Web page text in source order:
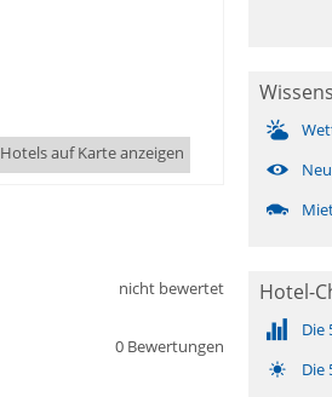
Hotels auf Karte anzeigen
0 Bewertungen
nicht bewertet Hotel-
Die
Die